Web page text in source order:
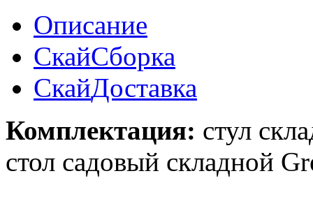
Описание
СкайСборка
СкайДоставка
Комплектация: стул
стол садовый складной